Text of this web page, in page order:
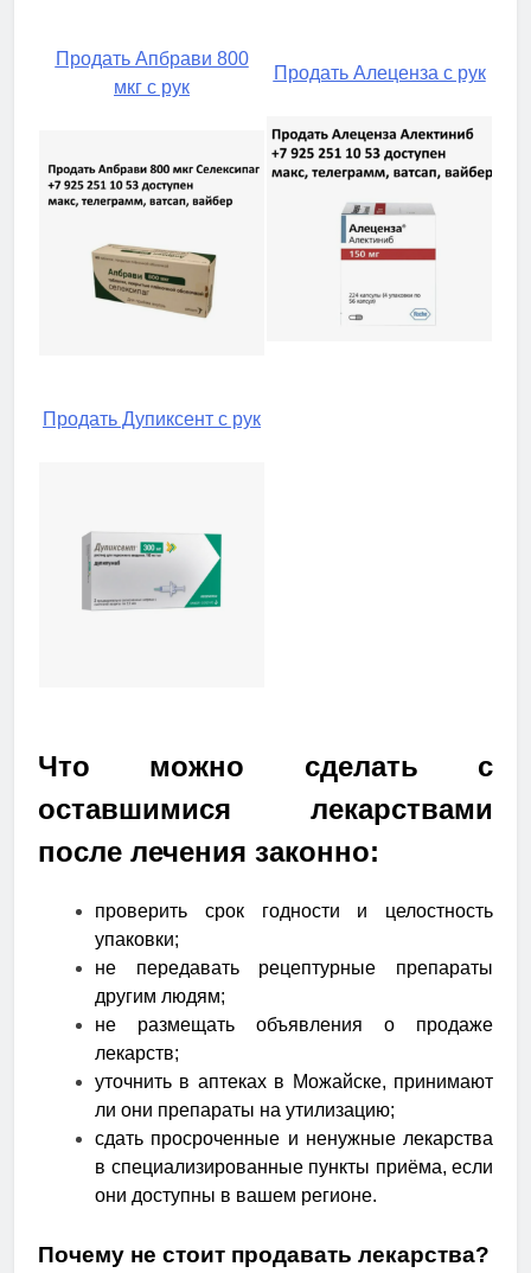
Продать Апбрави 800
мкг с рук
Продать Алеценза с рук
Продать Дупиксент с рук
Что можно сделать с
оставшимися лекарствами
после лечения законно:
проверить срок годности и целостность
упаковки;
не передавать рецептурные препараты
другим людям;
не размещать объявления о продаже
лекарств;
уточнить в аптеках в Можайске, принимают
ли они препараты на утилизацию;
сдать просроченные и ненужные лекарства
в специализированные пункты приёма, если
они доступны в вашем регионе.
Почему не стоит продавать лекарства?